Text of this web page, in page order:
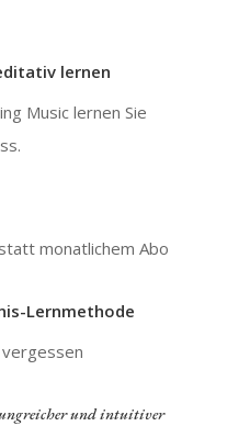
lernen
Music lernen Sie
monatlichem Abo
Lern­methode
und intuitiver